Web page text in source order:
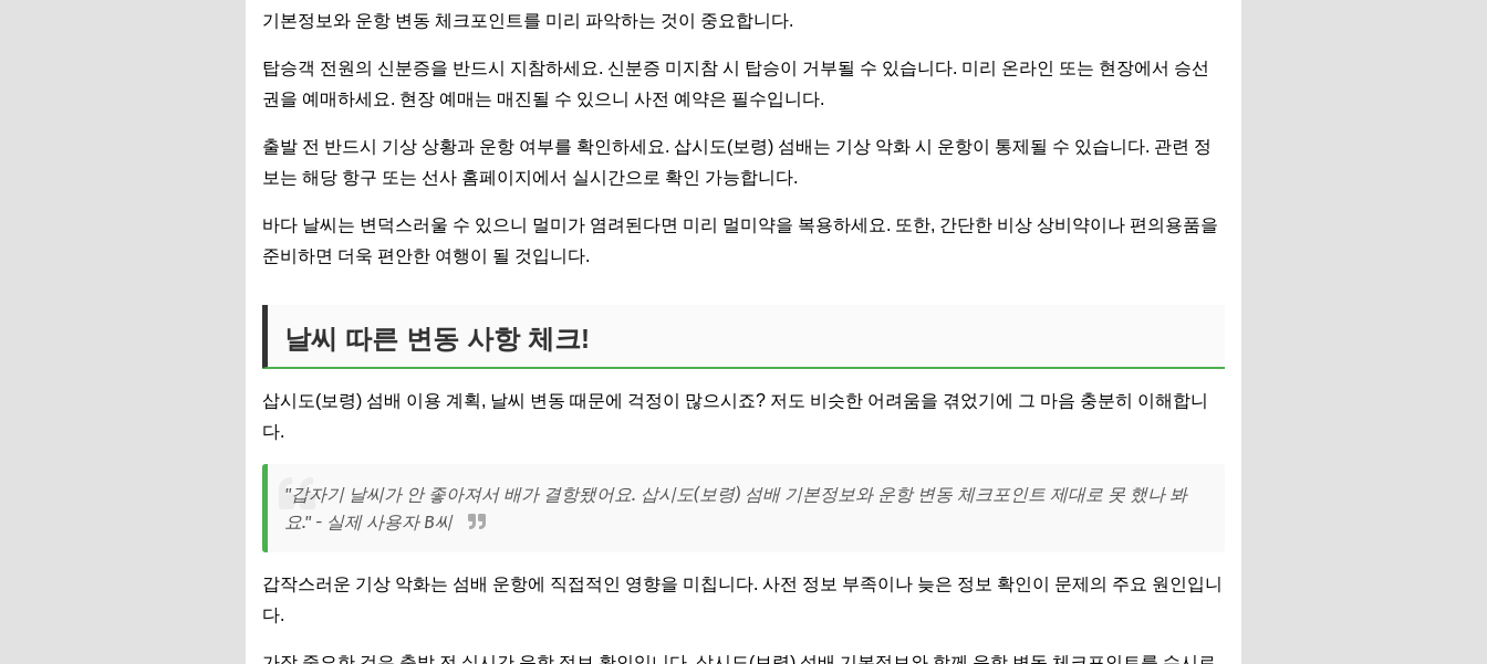
기본정보와 운항 변동 체크포인트를 미리 파악하는 것이 중요합니다.
탑승객 전원의 신분증을 반드시 지참하세요. 신분증 미지참 시 탑승이 거부될 수 있습니다. 미리 온라인 또는 현장에서 승선
권을 예매하세요. 현장 예매는 매진될 수 있으니 사전 예약은 필수입니다.
출발 전 반드시 기상 상황과 운항 여부를 확인하세요. 삽시도(보령) 섬배는 기상 악화 시 운항이 통제될 수 있습니다. 관련 정
보는 해당 항구 또는 선사 홈페이지에서 실시간으로 확인 가능합니다.
바다 날씨는 변덕스러울 수 있으니 멀미가 염려된다면 미리 멀미약을 복용하세요. 또한, 간단한 비상 상비약이나 편의용품을
준비하면 더욱 편안한 여행이 될 것입니다.
날씨 따른 변동 사항 체크!
삽시도(보령) 섬배 이용 계획, 날씨 변동 때문에 걱정이 많으시죠? 저도 비슷한 어려움을 겪었기에 그 마음 충분히 이해합니
다.
"갑자기 날씨가 안 좋아져서 배가 결항됐어요. 삽시도(보령) 섬배 기본정보와 운항 변동 체크포인트 제대로 못 했나 봐
요." - 실제 사용자 B씨
갑작스러운 기상 악화는 섬배 운항에 직접적인 영향을 미칩니다. 사전 정보 부족이나 늦은 정보 확인이 문제의 주요 원인입니
다.